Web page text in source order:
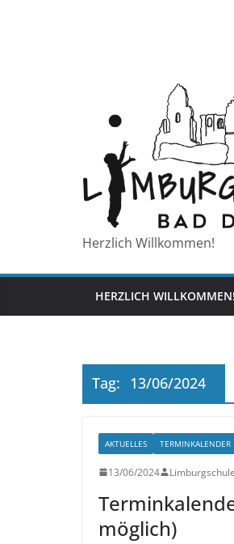
Herzlich Willkommen!
HERZLICH WILLKOMMEN!
Tag: 13/06/2024
AKTUELLES TERMINKALENDER
13/06/2024 Limburgschule
möglich)